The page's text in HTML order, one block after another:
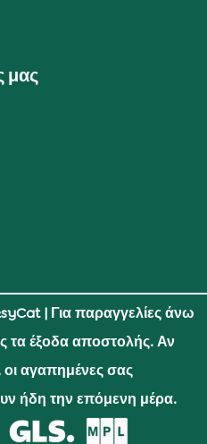
μας
| Για παραγγελίες άνω
τα έξοδα αποστολής. Αν
οι αγαπημένες σας
ήδη την επόμενη μέρα.